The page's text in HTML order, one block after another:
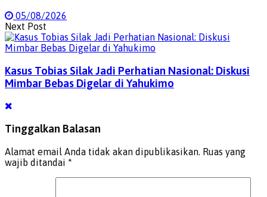
05/08/2026
Next Post
Kasus Tobias Silak Jadi Perhatian Nasional: Diskusi
Mimbar Bebas Digelar di Yahukimo
Tinggalkan Balasan
Alamat email Anda tidak akan dipublikasikan. Ruas yang
wajib ditandai *